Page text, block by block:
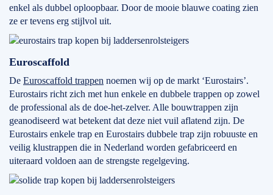
enkel als dubbel oploopbaar. Door de mooie blauwe coating zien
ze er tevens erg stijlvol uit.
Euroscaffold
De Euroscaffold trappen noemen wij op de markt ‘Eurostairs’.
Eurostairs richt zich met hun enkele en dubbele trappen op zowel
de professional als de doe-het-zelver. Alle bouwtrappen zijn
geanodiseerd wat betekent dat deze niet vuil aflatend zijn. De
Eurostairs enkele trap en Eurostairs dubbele trap zijn robuuste en
veilig klustrappen die in Nederland worden gefabriceerd en
uiteraard voldoen aan de strengste regelgeving.